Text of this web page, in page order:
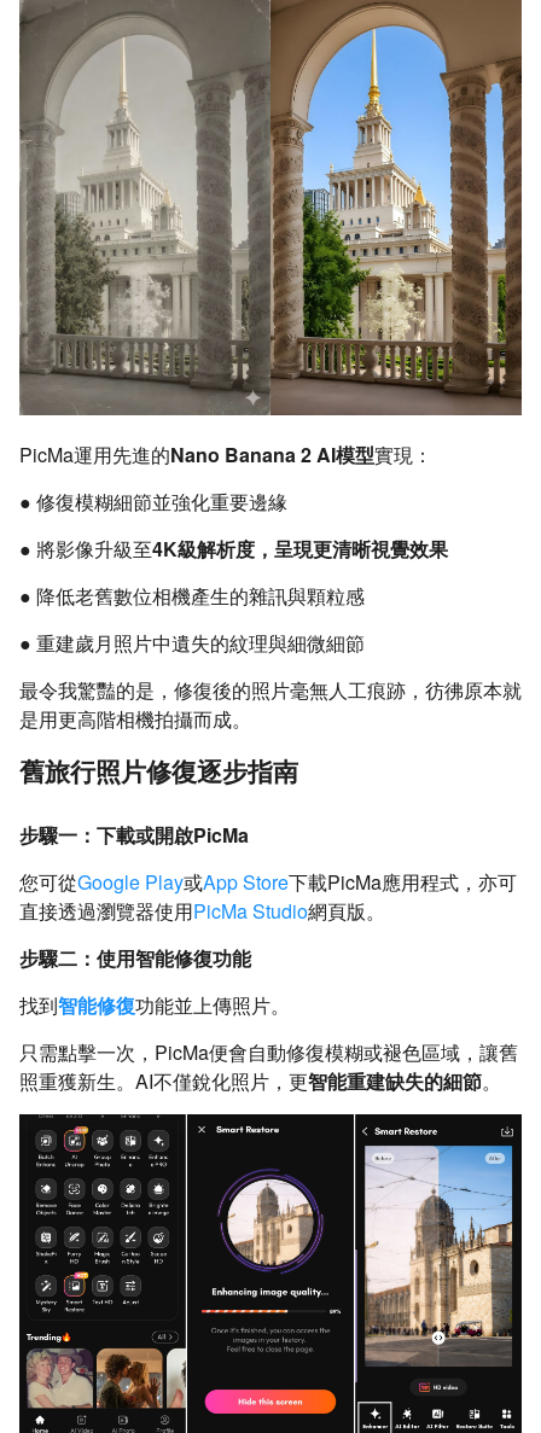
PicMa運用先進的Nano Banana 2 AI模型實現：
● 修復模糊細節並強化重要邊緣
● 將影像升級至4K級解析度，呈現更清晰視覺效果
● 降低老舊數位相機產生的雜訊與顆粒感
● 重建歲月照片中遺失的紋理與細微細節
最令我驚豔的是，修復後的照片毫無人工痕跡，彷彿原本就
是用更高階相機拍攝而成。
舊旅行照片修復逐步指南
步驟一：下載或開啟PicMa
您可從Google Play或App Store下載PicMa應用程式，亦可
直接透過瀏覽器使用PicMa Studio網頁版。
步驟二：使用智能修復功能
找到智能修復功能並上傳照片。
只需點擊一次，PicMa便會自動修復模糊或褪色區域，讓舊
照重獲新生。AI不僅銳化照片，更智能重建缺失的細節。